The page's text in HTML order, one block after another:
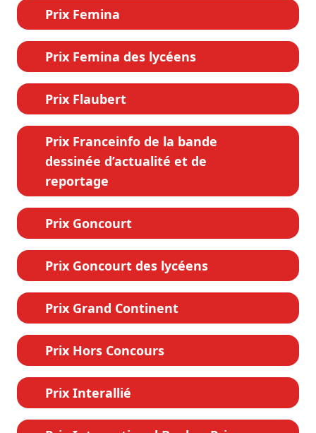
Prix Femina
Prix Femina des lycéens
Prix Flaubert
Prix Franceinfo de la bande
dessinée d’actualité et de
reportage
Prix Goncourt
Prix Goncourt des lycéens
Prix Grand Continent
Prix Hors Concours
Prix Interallié